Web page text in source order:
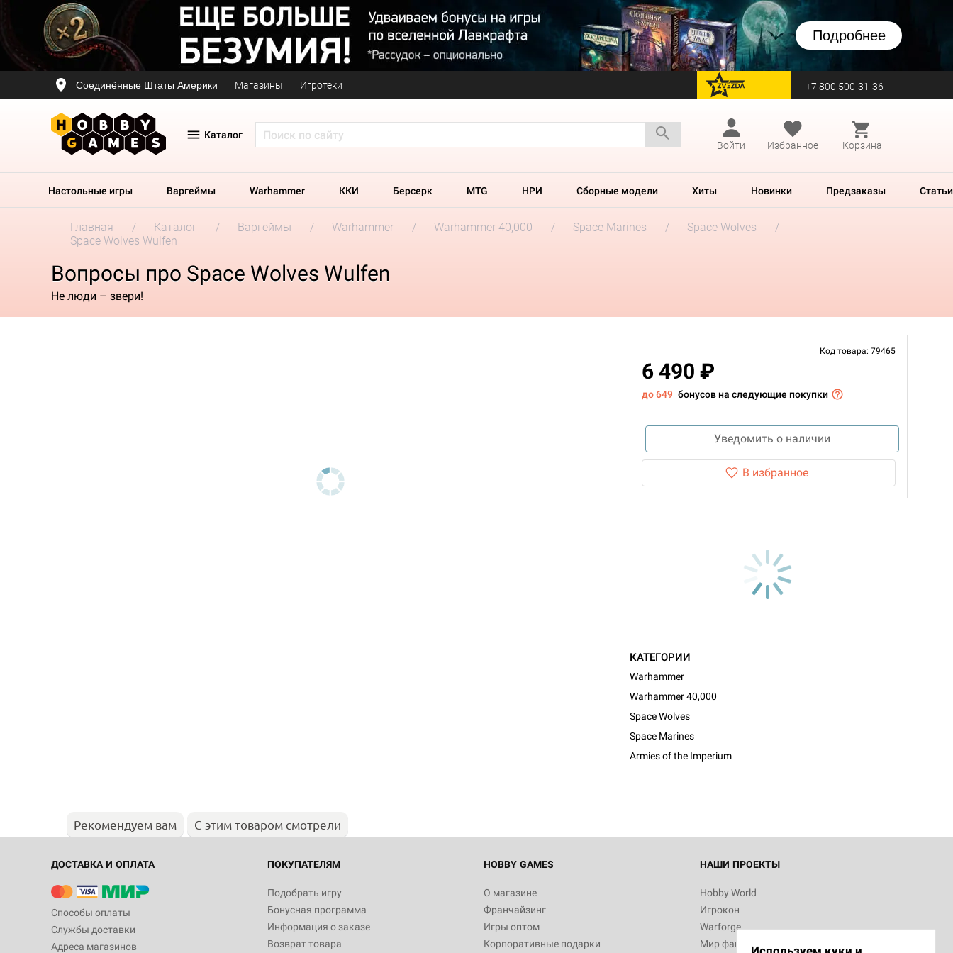
Подробнее
Соединённые Штаты Америки Магазины Игротеки перейти на Zvezda +7 800 500-31-36
Каталог
Войти
Избранное Корзина
Настольные игры Варгеймы Warhammer ККИ Берсерк MTG НРИ Сборные модели Хиты Новинки Предзаказы Статьи
Главная Каталог Варгеймы Warhammer Warhammer 40,000 Space Marines
Space Wolves
Space Wolves Wulfen
Вопросы про Space Wolves Wulfen
Не люди – звери!
Код товара: 79465
6 490 ₽
до 649 бонусов на следующие покупки
Уведомить о наличии
В избранное
КАТЕГОРИИ
Warhammer
Warhammer 40,000
Space Wolves
Space Marines
Armies of the Imperium
Рекомендуем вам С этим товаром смотрели
ДОСТАВКА И ОПЛАТА
Способы оплаты
Службы доставки
Адреса магазинов
ПОКУПАТЕЛЯМ
Подобрать игру
Бонусная программа
Информация о заказе
Возврат товара
HOBBY GAMES
О магазине
Франчайзинг
Игры оптом
Корпоративные подарки
НАШИ ПРОЕКТЫ
Hobby World
Игрокон
Warforge
Мир фантастики